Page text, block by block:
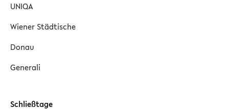
UNIQA
Wiener Städtische
Donau
Generali
Schließtage